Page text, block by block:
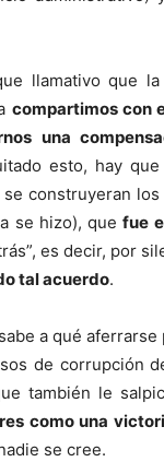
llamativo que
compartimos con
una
esto, hay
construyeran
se hizo), quefue
es decir, por
tal acuerdo.
a qué
de corrupción
también le
como una
se cree.